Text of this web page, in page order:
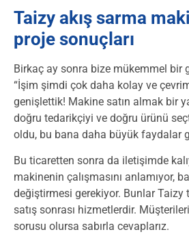
Taizy akış sarma
proje sonuçları
Birkaç ay sonra bize mükemmel bir
“İşim şimdi çok daha kolay ve
genişlettik! Makine satın almak bir
doğru tedarikçiyi ve doğru ürünü
oldu, bu bana daha büyük faydalar
Bu ticaretten sonra da iletişimde
makinenin çalışmasını anlamıyor,
değiştirmesi gerekiyor. Bunlar Taizy
satış sonrası hizmetlerdir.
sorusu olursa sabırla cevaplarız.